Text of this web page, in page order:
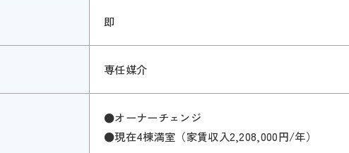
即
専任媒介
●オーナーチェンジ
●現在4棟満室（家賃収入2,208,000円/年）